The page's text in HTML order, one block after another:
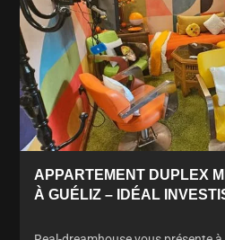
APPARTEMENT DUPLEX
À GUÉLIZ – IDÉAL